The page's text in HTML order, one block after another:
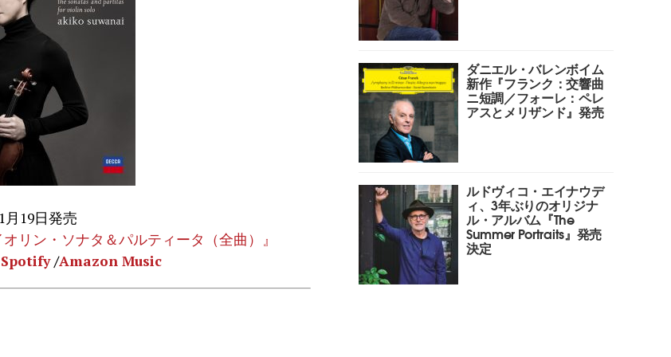
月19日発売
リン・ソナタ＆パルティータ（全曲）』
Spotify/Amazon Music
ダニエル・バレンボイム
新作『フランク：交響曲
ニ短調／フォーレ：ペレ
アスとメリザンド』発売
ルドヴィコ・エイナウデ
ィ、3年ぶりのオリジナ
ル・アルバム『The
Summer Portraits』発売
決定